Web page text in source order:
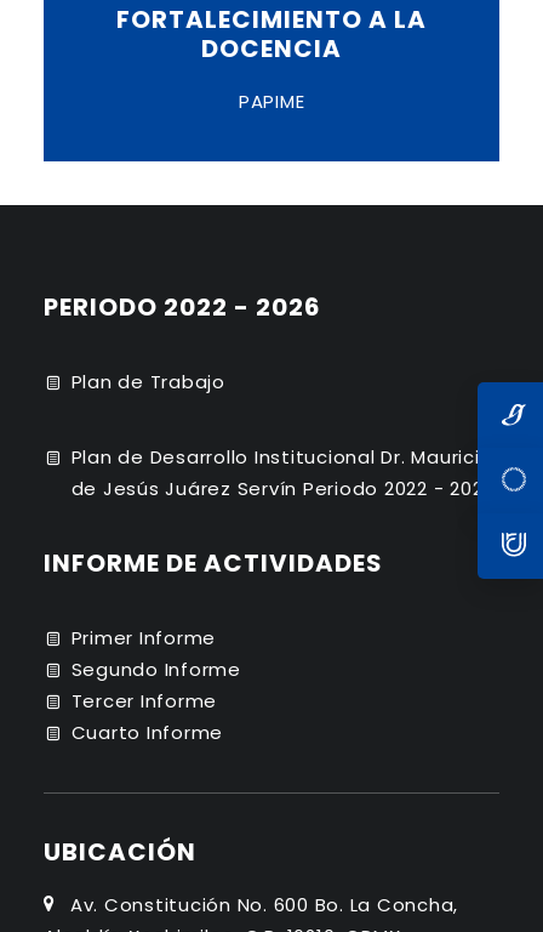
FORTALECIMIENTO A LA
DOCENCIA
PAPIME
PERIODO 2022 - 2026
Plan de Trabajo
Plan de Desarrollo Institucional Dr. Mauricio
de Jesús Juárez Servín Periodo 2022 - 2026
INFORME DE ACTIVIDADES
Primer Informe
Segundo Informe
Tercer Informe
Cuarto Informe
UBICACIÓN
Av. Constitución No. 600 Bo. La Concha,